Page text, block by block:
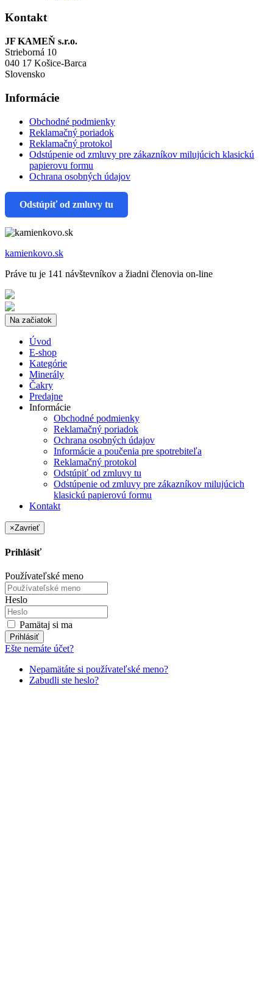
Kontakt
JF KAMEŇ s.r.o.
Strieborná 10
040 17 Košice-Barca
Slovensko
Informácie
Obchodné podmienky
Reklamačný poriadok
Reklamačný protokol
Odstúpenie od zmluvy pre zákazníkov milujúcich klasickú
papierovu formu
Ochrana osobných údajov
Odstúpiť od zmluvy tu
kamienkovo.sk
Práve tu je 141 návštevníkov a žiadni členovia on-line
Na začiatok
Úvod
E-shop
Kategórie
Minerály
Čakry
Predajne
Informácie
Obchodné podmienky
Reklamačný poriadok
Ochrana osobných údajov
Informácie a poučenia pre spotrebiteľa
Reklamačný protokol
Odstúpiť od zmluvy tu
Odstúpenie od zmluvy pre zákazníkov milujúcich
klasickú papierovú formu
Kontakt
×Zavrieť
Prihlásiť
Používateľské meno
Heslo
Pamätaj si ma
Prihlásiť
Ešte nemáte účet?
Nepamätáte si používateľské meno?
Zabudli ste heslo?